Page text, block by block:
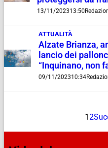
13/11/202313:50
ATTUALITÀ
Alzate Brianza,
lancio dei
“Inquinano, non
09/11/202310:34
1 2